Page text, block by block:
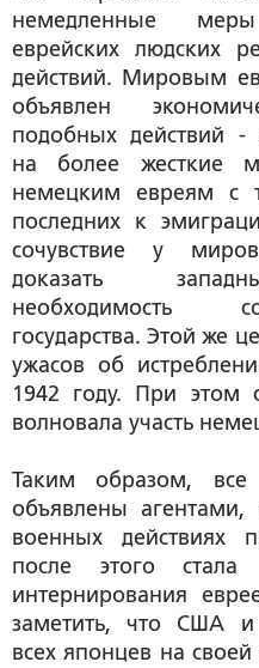
немедленные
еврейских людских
действий. Мировым
объявлен
подобных действий -
на более жесткие
немецким евреям с
последних к
сочувствие у
доказать
необходимость
государства. Этой же
ужасов об
1942 году. При этом
волновала участь
Таким образом,
объявлены агентами,
военных действиях
после этого стала
интернирования
заметить, что США и
всех японцев на